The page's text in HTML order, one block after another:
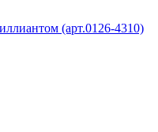
(арт.0126-4310)